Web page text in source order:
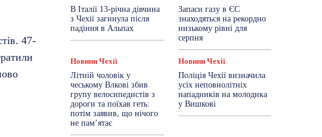
47-
В Італії 13-річна дівчина
з Чехії загинула після
падіння в Альпах
Запаси газу в ЄС
знаходяться на рекордно
низькому рівні для
серпня
Новини Чехії
Літній чоловік у
чеському Влкові збив
групу велосипедистів з
дороги та поїхав геть:
потім заявив, що нічого
не пам’ятає
Новини Чехії
Поліція Чехії визначила
усіх неповнолітніх
нападників на молодика
у Вишкові